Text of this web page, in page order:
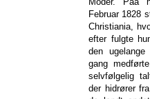
Februar 1828
Christiania,
efter fulgte
den
gang
selvfølgelig
der hidrører